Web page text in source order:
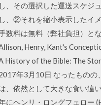
し、その選択した運送スケジ
し、②それを縮小表示したイ
数料は無料（弊社負担）と
Henry, Kant's
History of the Bible: The
年3月10日 なったものの
、依然として大きな食い違
にヘンリ・ロングフェロー